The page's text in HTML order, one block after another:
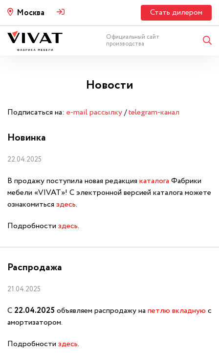
Москва Стать дилером
Официальный сайт
производства
Новости
Подписаться на: e-mail рассылку/telegram-канал
Новинка
22.04.2025
В продажу поступила новая редакция каталога Фабрики
мебели «VIVAT»! С электронной версией каталога можете
ознакомиться здесь.
Подробности здесь.
Распродажа
21.04.2025
С 22.04.2025 объявляем распродажу на петлю вкладную с
амортизатором.
Подробности здесь.